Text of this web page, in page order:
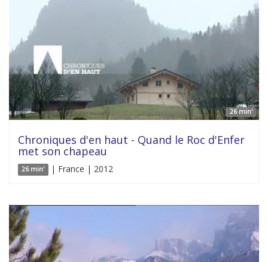
26 min'
Chroniques d'en haut - Quand le Roc d'Enfer
met son chapeau
26 min' | France | 2012